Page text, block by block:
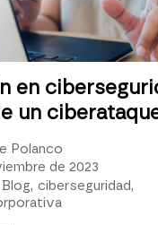
en
un
Polanco
de 2023
Blog, ciberseguridad,